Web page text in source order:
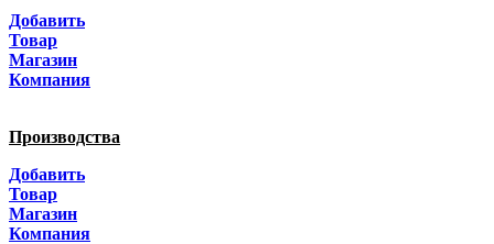
Добавить
Товар
Магазин
Компания
Производства
Добавить
Товар
Магазин
Компания